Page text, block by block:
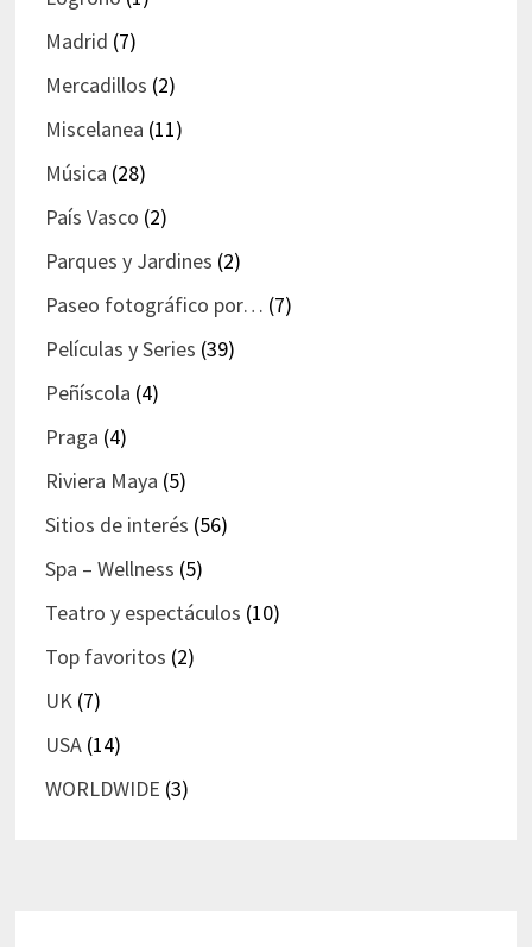
Madrid (7)
Mercadillos (2)
Miscelanea (11)
Música (28)
País Vasco (2)
Parques y Jardines (2)
Paseo fotográfico por… (7)
Películas y Series (39)
Peñíscola (4)
Praga (4)
Riviera Maya (5)
Sitios de interés (56)
Spa – Wellness (5)
Teatro y espectáculos (10)
Top favoritos (2)
UK(7)
USA(14)
WORLDWIDE (3)